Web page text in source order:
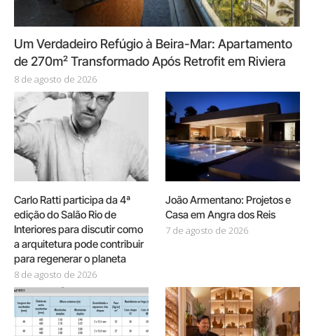
Um Verdadeiro Refúgio à Beira-Mar: Apartamento
de 270m² Transformado Após Retrofit em Riviera
8 de agosto de 2026
Carlo Ratti participa da 4ª
edição do Salão Rio de
Interiores para discutir como
a arquitetura pode contribuir
para regenerar o planeta
8 de agosto de 2026
João Armentano: Projetos e
Casa em Angra dos Reis
7 de agosto de 2026